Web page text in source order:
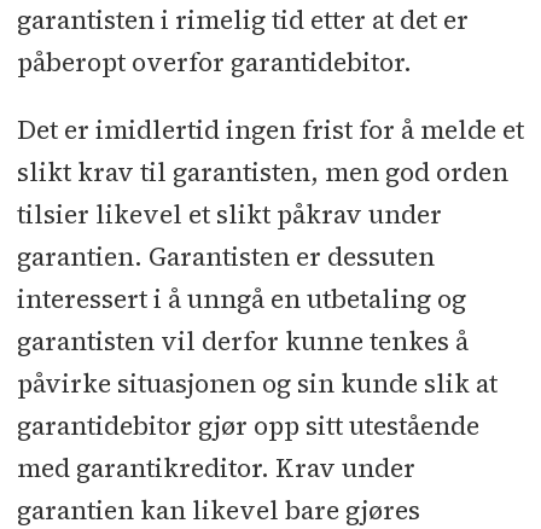
garantisten i rimelig tid etter at det er
påberopt overfor garantidebitor.
Det er imidlertid ingen frist for å melde et
slikt krav til garantisten, men god orden
tilsier likevel et slikt påkrav under
garantien. Garantisten er dessuten
interessert i å unngå en utbetaling og
garantisten vil derfor kunne tenkes å
påvirke situasjonen og sin kunde slik at
garantidebitor gjør opp sitt utestående
med garantikreditor. Krav under
garantien kan likevel bare gjøres